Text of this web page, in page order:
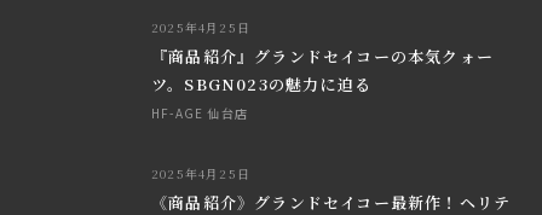
2025年4月25日
『商品紹介』グランドセイコーの本気クォー
ツ。SBGN023の魅力に迫る
HF-AGE 仙台店
2025年4月25日
《商品紹介》グランドセイコー最新作！ヘリテ